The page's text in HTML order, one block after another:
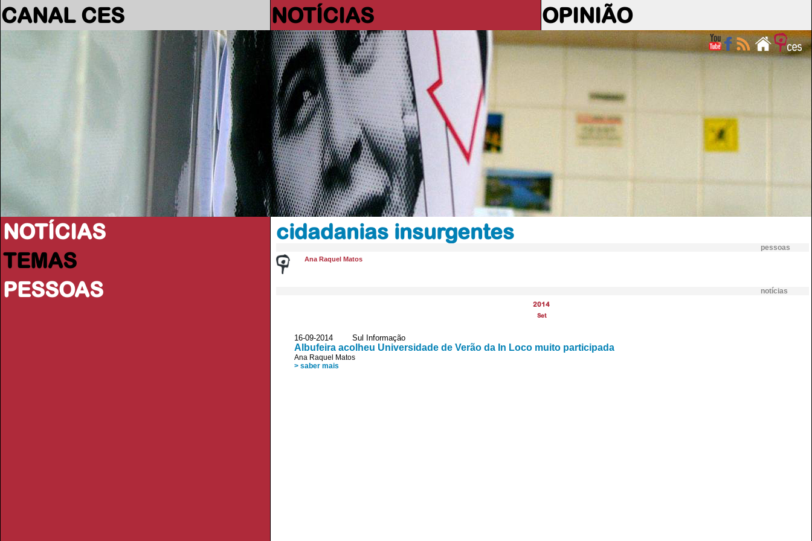
CANAL CES NOTÍCIAS OPINIÃO
NOTÍCIAS
TEMAS
PESSOAS
cidadanias insurgentes
pessoas
Ana Raquel Matos
notícias
2014
Set
16-09-2014 Sul Informação
Albufeira acolheu Universidade de Verão da In Loco muito participada
Ana Raquel Matos
> saber mais